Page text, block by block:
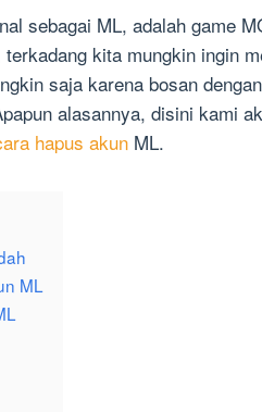
sebagai ML, adalah game
kita mungkin ingin
saja karena bosan
alasannya, disini kami
hapus akun ML.
ML